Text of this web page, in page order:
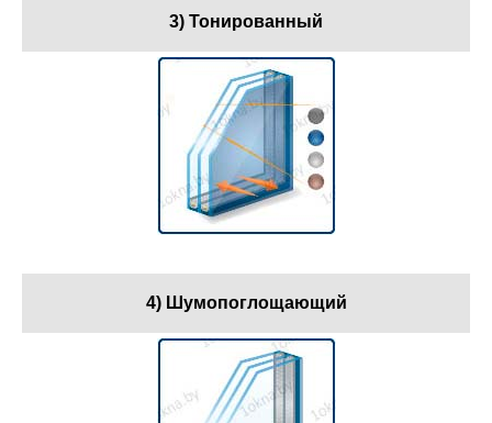
3) Тонированный
4) Шумопоглощающий